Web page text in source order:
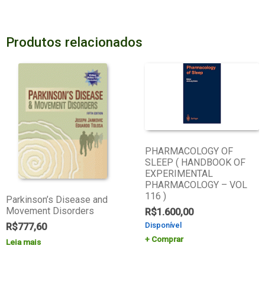
Produtos relacionados
Parkinson’s Disease and
Movement Disorders
R$777,60
Leia mais
PHARMACOLOGY OF
SLEEP ( HANDBOOK OF
EXPERIMENTAL
PHARMACOLOGY – VOL
116 )
R$1.600,00
Disponível
Comprar